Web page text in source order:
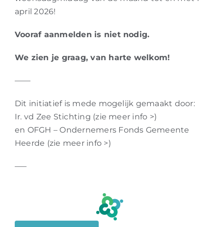
april 2026!
Vooraf aanmelden is niet nodig.
We zien je graag, van harte welkom!
——
Dit initiatief is mede mogelijk gemaakt door:
Ir. vd Zee Stichting (zie meer info >)
en OFGH – Ondernemers Fonds Gemeente
Heerde (zie meer info >)
—–